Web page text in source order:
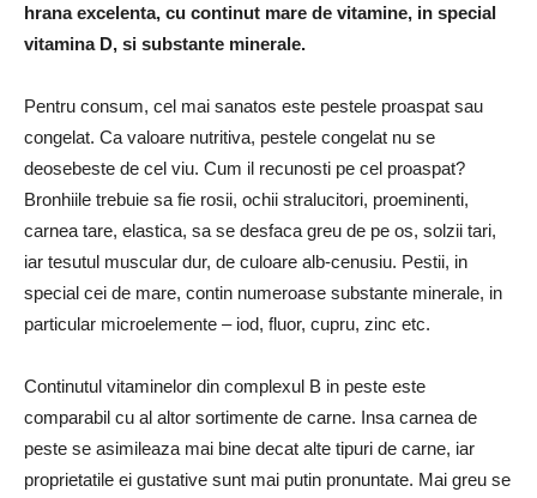
hrana excelenta, cu continut mare de vitamine, in special
vitamina D, si substante minerale.
Pentru consum, cel mai sanatos este pestele proaspat sau
congelat. Ca valoare nutritiva, pestele congelat nu se
deosebeste de cel viu. Cum il recunosti pe cel proaspat?
Bronhiile trebuie sa fie rosii, ochii stralucitori, proeminenti,
carnea tare, elastica, sa se desfaca greu de pe os, solzii tari,
iar tesutul muscular dur, de culoare alb-cenusiu. Pestii, in
special cei de mare, contin numeroase substante minerale, in
particular microelemente – iod, fluor, cupru, zinc etc.
Continutul vitaminelor din complexul B in peste este
comparabil cu al altor sortimente de carne. Insa carnea de
peste se asimileaza mai bine decat alte tipuri de carne, iar
proprietatile ei gustative sunt mai putin pronuntate. Mai greu se